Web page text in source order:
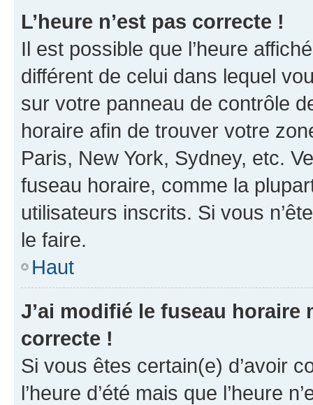
L’heure n’est pas correcte !
Il est possible que l’heure
différent de celui dans lequel
sur votre panneau de contrôle
horaire afin de trouver votre
Paris, New York, Sydney, etc.
fuseau horaire, comme la
utilisateurs inscrits. Si vous
le faire.
Haut
J’ai modifié le fuseau horaire
correcte !
Si vous êtes certain(e) d’avoir
l’heure d’été mais que l’heure